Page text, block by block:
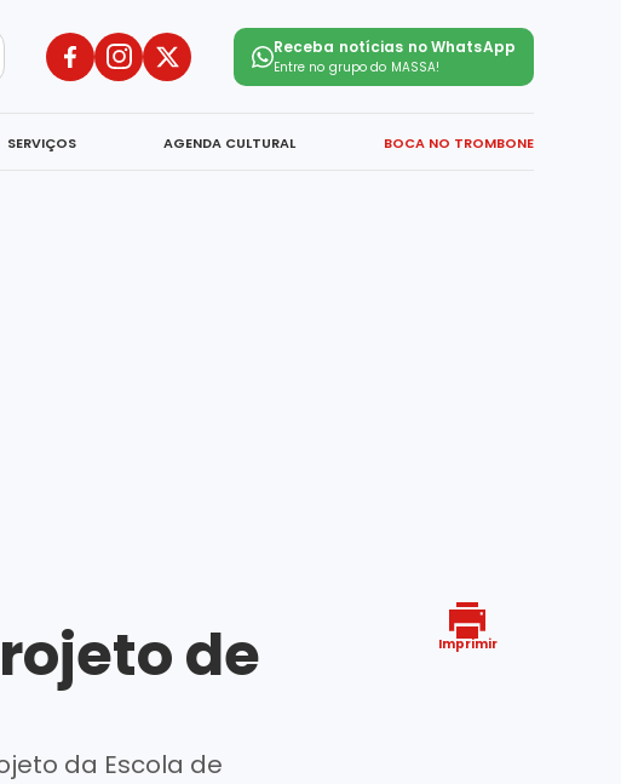
Receba notícias no WhatsApp
Entre no grupo do MASSA!
SERVIÇOS AGENDA CULTURAL BOCA NO TROMBONE
de
da Escola de
Imprimir